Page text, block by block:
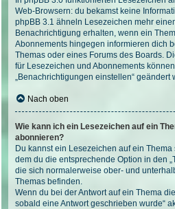
Web-Browsern: du bekamst keine
phpBB 3.1 ähneln Lesezeichen mehr
Benachrichtigung erhalten, wenn ein
Abonnements hingegen informieren dich
Themas oder eines Forums des Boards.
für Lesezeichen und Abonnements
„Benachrichtigungen einstellen“ geändert
Nach oben
Wie kann ich ein Lesezeichen auf ein
abonnieren?
Du kannst ein Lesezeichen auf ein
dem du die entsprechende Option in den
die sich normalerweise ober- und
Themas befinden.
Wenn du bei der Antwort auf ein Thema
sobald eine Antwort geschrieben wurde“